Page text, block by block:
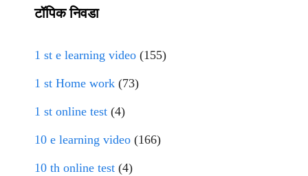
टॉपिक निवडा
1 st e learning video (155)
1 st Home work (73)
1 st online test (4)
10 e learning video (166)
10 th online test (4)